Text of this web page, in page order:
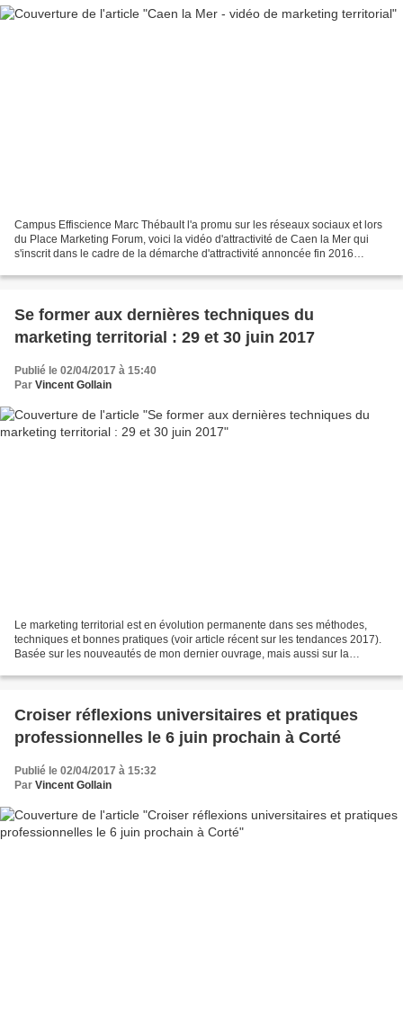
Campus Effiscience Marc Thébault l'a promu sur les réseaux sociaux et lors
du Place Marketing Forum, voici la vidéo d'attractivité de Caen la Mer qui
s'inscrit dans le cadre de la démarche d'attractivité annoncée fin 2016
Se former aux dernières techniques du
marketing territorial : 29 et 30 juin 2017
Publié le 02/04/2017 à 15:40
Par Vincent Gollain
Le marketing territorial est en évolution permanente dans ses méthodes,
techniques et bonnes pratiques (voir article récent sur les tendances 2017).
Basée sur les nouveautés de mon dernier ouvrage, mais aussi sur la
Croiser réflexions universitaires et pratiques
professionnelles le 6 juin prochain à Corté
Publié le 02/04/2017 à 15:32
Par Vincent Gollain